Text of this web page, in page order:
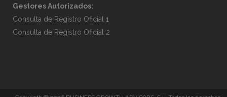
Gestores Autorizados:
Consulta de Registro Oficial 1
Consulta de Registro Oficial 2